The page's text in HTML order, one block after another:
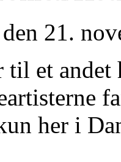
21.
til et
her i